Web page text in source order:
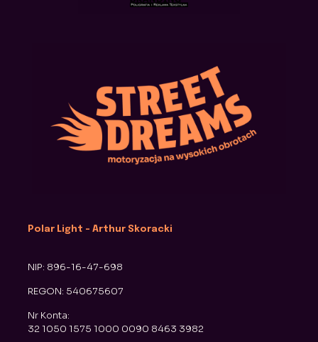
Polar Light - Arthur Skoracki
NIP: 896-16-47-698
REGON: 540675607
Nr Konta:
32 1050 1575 1000 0090 8463 3982